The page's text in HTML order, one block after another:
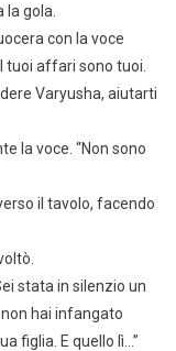
gola.
con la voce
tuoi affari sono tuoi.
Varyusha, aiutarti
la voce. “Non sono
il tavolo, facendo
stata in silenzio un
hai infangato
figlia. E quello lì…”